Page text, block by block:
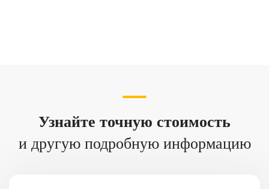
Узнайте точную стоимость
и другую подробную информацию